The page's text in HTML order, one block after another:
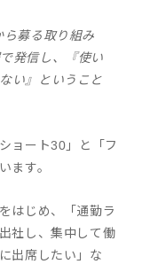
募る取り組み
発信し、『使い
い』ということ
ョート30」と「フ
ます。
はじめ、「通勤ラ
社し、集中して働
出席したい」な